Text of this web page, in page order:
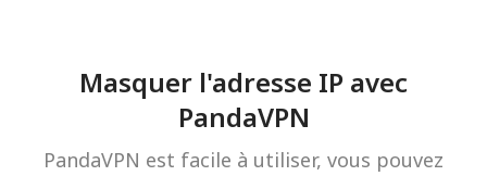
Masquer l'adresse IP avec
PandaVPN
PandaVPN est facile à utiliser, vous pouvez